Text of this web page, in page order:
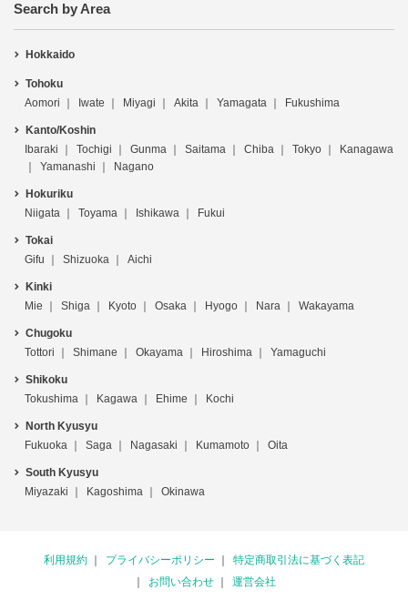
Search by Area
Hokkaido
Tohoku
Aomori
Iwate Miyagi Akita Yamagata Fukushima
Kanto/Koshin
Ibaraki
Tochigi Gunma Saitama Chiba Tokyo
Kanagawa
Yamanashi
Nagano
Hokuriku
Niigata
Toyama Ishikawa Fukui
Tokai
Gifu
Shizuoka Aichi
Kinki
Mie
Shiga Kyoto Osaka Hyogo Nara Wakayama
Chugoku
Tottori
Shimane Okayama Hiroshima Yamaguchi
Shikoku
Tokushima
Kagawa Ehime Kochi
North Kyusyu
Fukuoka
Saga Nagasaki Kumamoto Oita
South Kyusyu
Miyazaki
Kagoshima Okinawa
利用規約 プライバシーポリシー
特定商取引法に基づく表記
お問い合わせ
運営会社